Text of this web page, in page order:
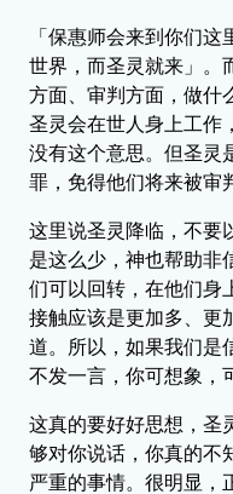
「保惠师会来到你们
世界，而圣灵就来」。
方面、审判方面，做什
圣灵会在世人身上工作
没有这个意思。但圣灵
罪，免得他们将来被审
这里说圣灵降临，不要
是这么少，神也帮助非
们可以回转，在他们身
接触应该是更加多、更
道。所以，如果我们是
不发一言，你可想象，
这真的要好好思想，圣
够对你说话，你真的不
严重的事情。很明显，